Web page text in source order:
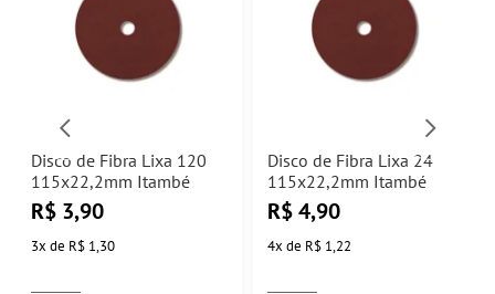
Disco de Fibra Lixa 120
115x22,2mm Itambé
R$ 3,90
3x de R$ 1,30
Disco de Fibra Lixa 24
115x22,2mm Itambé
R$ 4,90
4x de R$ 1,22